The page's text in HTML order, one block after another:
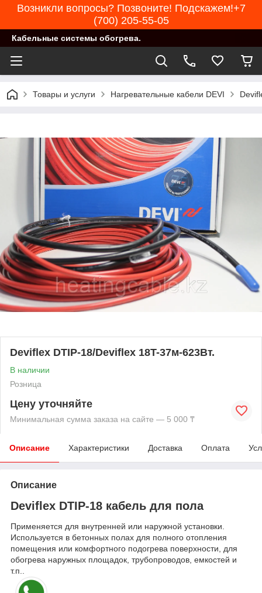
Возникли вопросы? Позвоните! Подскажем!+7
(700) 205-55-05
Кабельные системы обогрева.
Товары и услуги Нагревательные кабели DEVI
Deviflex DTIP-18/Deviflex 18T-37м-623Вт.
В наличии
Розница
Цену уточняйте
Минимальная сумма заказа на сайте — 5 000 ₸
Описание Характеристики Доставка Оплата
Описание
Deviflex DTIP-18 кабель для пола
Применяется для внутренней или наружной установки.
Используется в бетонных полах для полного отопления
помещения или комфортного подогрева поверхности, для
обогрева наружных площадок, трубопроводов, емкостей и
т.п..